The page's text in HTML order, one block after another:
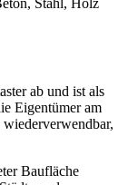
Stahl, Holz
ab und ist als
Eigentümer am
Baufläche